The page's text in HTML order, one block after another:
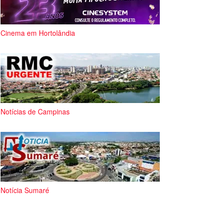
Cinema em Hortolândia
Notícias de Campinas
Notícia Sumaré